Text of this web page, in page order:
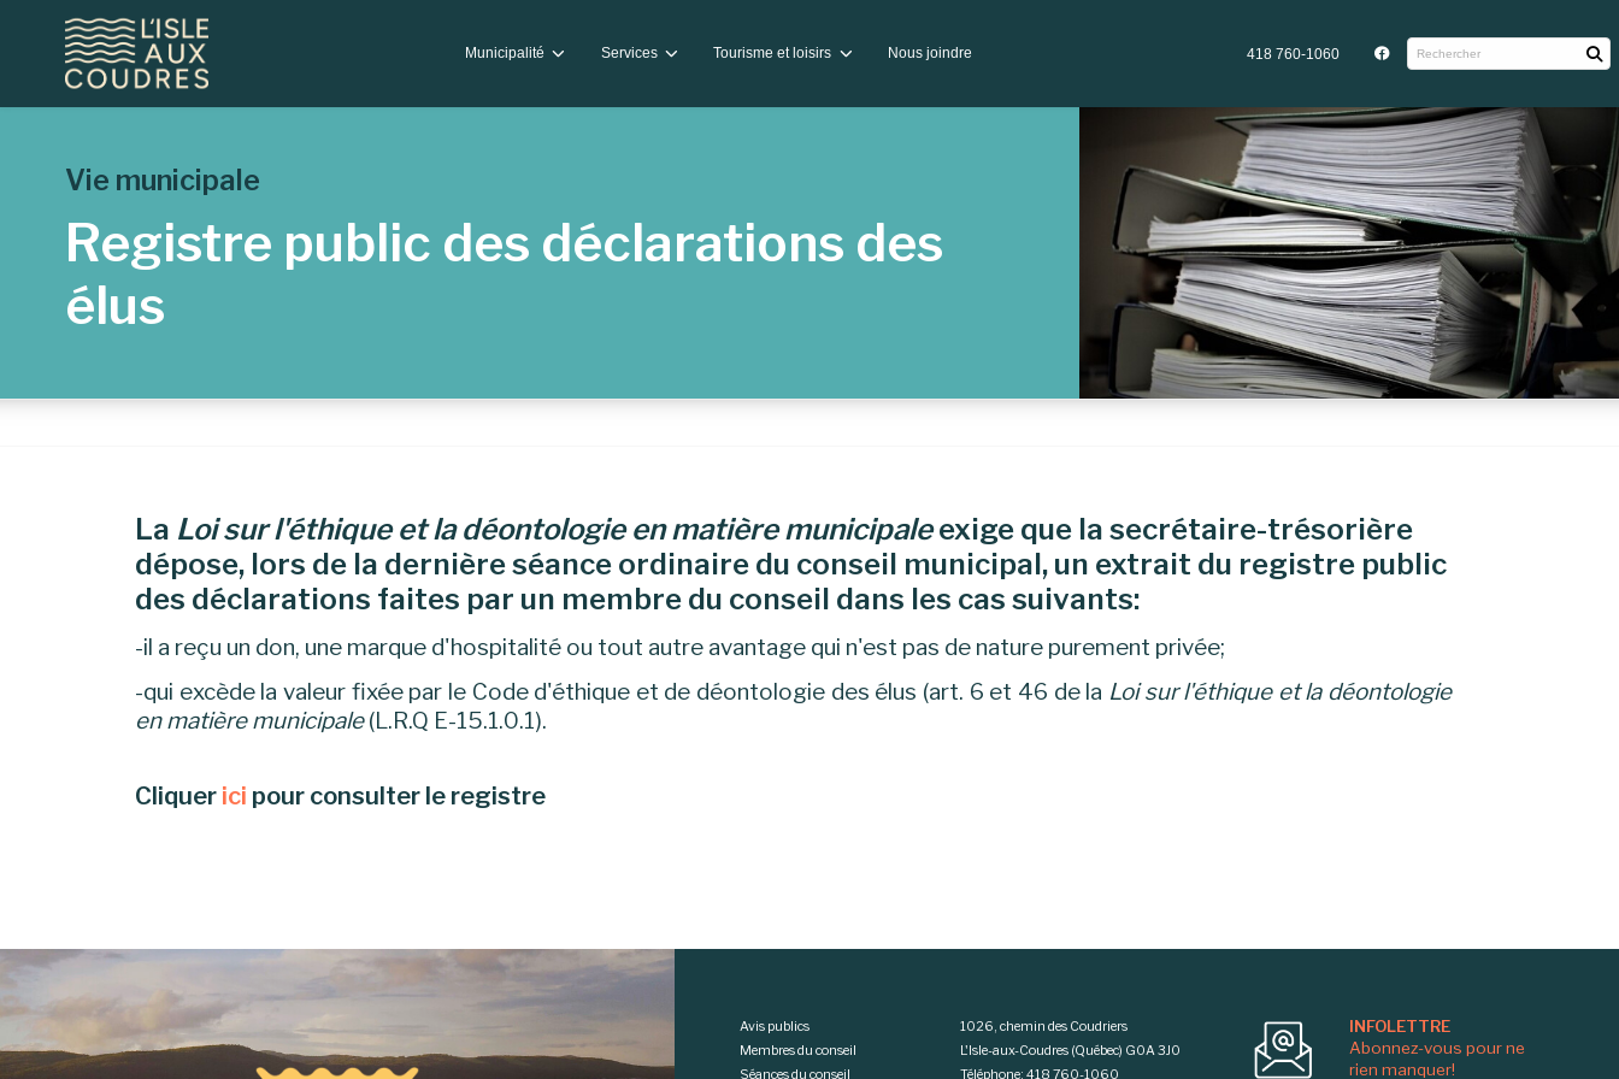
Municipalité Services Tourisme et loisirs Nous joindre 418 760-1060
Vie municipale
Registre public des déclarations des
élus
La Loi sur l'éthique et la déontologie en matière municipaleexige que la secrétaire-trésorière
dépose, lors de la dernière séance ordinaire du conseil municipal, un extrait du registre public
des déclarations faites par un membre du conseil dans les cas suivants:
-il a reçu un don, une marque d'hospitalité ou tout autre avantage qui n'est pas de nature purement privée;
-qui excède la valeur fixée par le Code d'éthique et de déontologie des élus (art. 6 et 46 de la Loi sur l'éthique et la déontologie
en matière municipale(L.R.Q E-15.1.0.1).
Cliquer ici pour consulter le registre
Avis publics
Membres du conseil
Séances du conseil
1026, chemin des Coudriers
L'Isle-aux-Coudres (Québec) G0A 3J0
Téléphone: 418 760-1060
INFOLETTRE
Abonnez-vous pour ne
rien manquer!